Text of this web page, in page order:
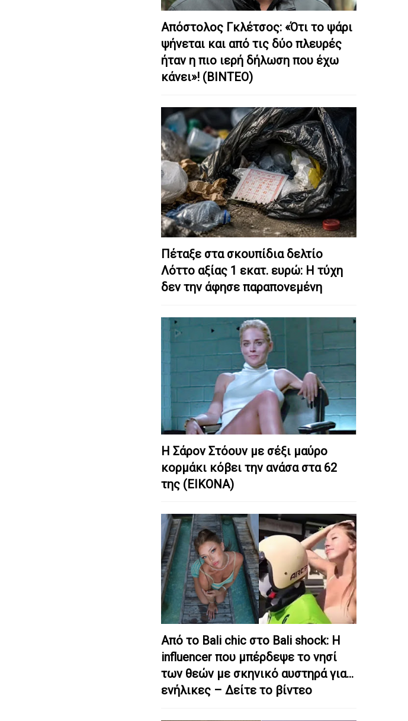
Απόστολος Γκλέτσος: «Ότι το ψάρι
ψήνεται και από τις δύο πλευρές
ήταν η πιο ιερή δήλωση που έχω
κάνει»! (ΒΙΝΤΕΟ)
Πέταξε στα σκουπίδια δελτίο
Λόττο αξίας 1 εκατ. ευρώ: Η τύχη
δεν την άφησε παραπονεμένη
Η Σάρον Στόουν με σέξι μαύρο
κορμάκι κόβει την ανάσα στα 62
της (ΕΙΚΟΝΑ)
Από το Bali chic στο Bali shock: Η
influencer που μπέρδεψε το νησί
των θεών με σκηνικό αυστηρά για…
ενήλικες – Δείτε το βίντεο